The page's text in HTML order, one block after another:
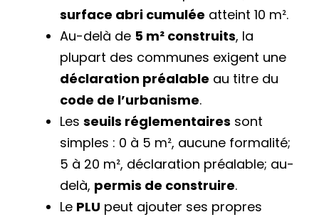
surface abri cumulée atteint 10 m².
Au-delà de 5 m² construits, la
plupart des communes exigent une
déclaration préalable au titre du
code de l’urbanisme.
Les seuils réglementaires sont
simples : 0 à 5 m², aucune formalité;
5 à 20 m², déclaration préalable; au-
delà, permis de construire.
Le PLU peut ajouter ses propres